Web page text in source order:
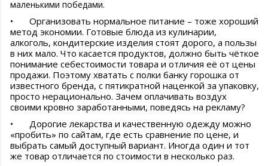
маленькими победами.
•
Организовать нормальное питание – тоже хороший
метод экономии. Готовые блюда из кулинарии,
алкоголь, кондитерские изделия стоят дорого, а пользы
в них мало. Что касается продуктов, должно быть чёткое
понимание себестоимости товара и отличия её от цены
продажи. Поэтому хватать с полки банку горошка от
известного бренда, с пятикратной наценкой за упаковку,
просто нерационально. Зачем оплачивать воздух
своими кровно заработанными, поведясь на рекламу?
•
Дорогие лекарства и качественную одежду можно
«пробить» по сайтам, где есть сравнение по цене, и
выбрать самый доступный вариант. Иногда один и тот
же товар отличается по стоимости в несколько раз.